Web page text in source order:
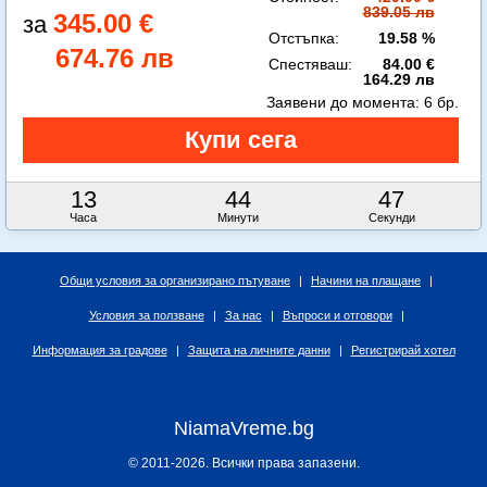
345.00 €
674.76 лв
839.05 лв
Отстъпка:
19.58 %
Спестяваш:
84.00 €
164.29 лв
13
Часа
44
Минути
45
Секунди
Заявени до момента: 6 бр.
Общи условия за организирано пътуване | Начини на плащане |
Условия за ползване | За нас | Въпроси и отговори |
Информация за градове | Защита на личните данни | Регистрирай хотел
NiamaVreme.bg
© 2011-2026. Всички права запазени.